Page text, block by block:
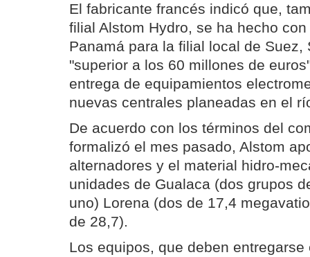
El fabricante francés indicó que,
filial Alstom Hydro, se ha hecho
Panamá para la filial local de Suez,
"superior a los 60 millones de
entrega de equipamientos
nuevas centrales planeadas en el
De acuerdo con los términos del
formalizó el mes pasado, Alstom
alternadores y el material hidro-
unidades de Gualaca (dos grupos
uno) Lorena (dos de 17,4
de 28,7).
Los equipos, que deben